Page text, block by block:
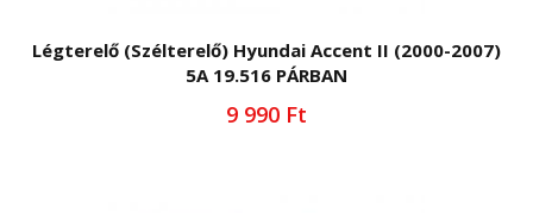
Légterelő (Szélterelő) Hyundai Accent II (2000-2007)
5A 19.516 PÁRBAN
9 990 Ft